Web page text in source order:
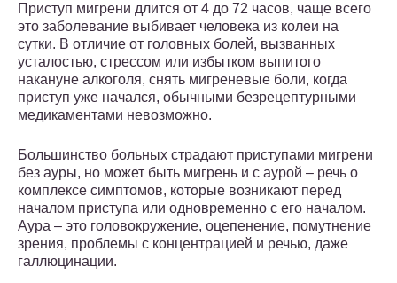
Приступ мигрени длится от 4 до 72 часов, чаще всего
это заболевание выбивает человека из колеи на
сутки. В отличие от головных болей, вызванных
усталостью, стрессом или избытком выпитого
накануне алкоголя, снять мигреневые боли, когда
приступ уже начался, обычными безрецептурными
медикаментами невозможно.
Большинство больных страдают приступами мигрени
без ауры, но может быть мигрень и с аурой – речь о
комплексе симптомов, которые возникают перед
началом приступа или одновременно с его началом.
Аура – это головокружение, оцепенение, помутнение
зрения, проблемы с концентрацией и речью, даже
галлюцинации.